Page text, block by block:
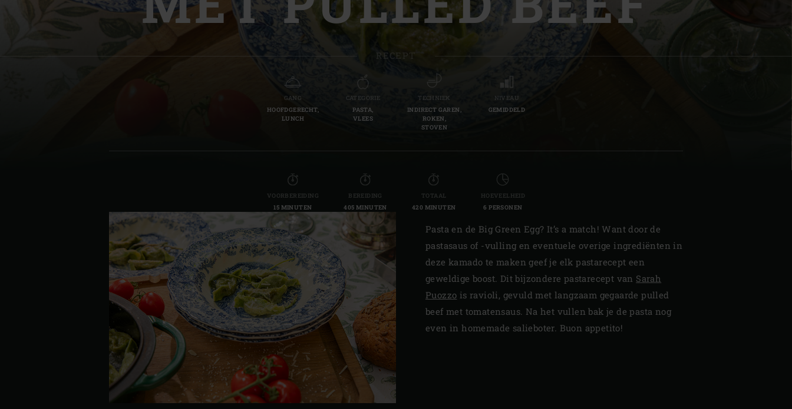
Denmark | Danmark Slovenia | Slovenija
Spain | España
Switzerland (French) | Schweiz (Français)
Switzerland | Schweiz
RECEPT
GANG
HOOFDGERECHT,
LUNCH
CATEGORIE
PASTA,
VLEES
TECHNIEK
INDIRECT GAREN,
ROKEN,
STOVEN
NIVEAU
GEMIDDELD
VOORBEREIDING
15 MINUTEN
BEREIDING
405 MINUTEN
TOTAAL
420 MINUTEN
HOEVEELHEID
6 PERSONEN
Pasta en de Big Green Egg? It’s a match! Want door de
pastasaus of -vulling en eventuele overige ingrediënten in
deze kamado te maken geef je elk pastarecept een
geweldige boost. Dit bijzondere pastarecept van Sarah
Puozzo is ravioli, gevuld met langzaam gegaarde pulled
beef met tomatensaus. Na het vullen bak je de pasta nog
even in homemade salieboter. Buon appetito!